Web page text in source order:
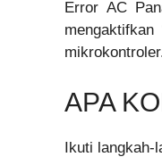
Error AC
APA
Ikuti langkah-